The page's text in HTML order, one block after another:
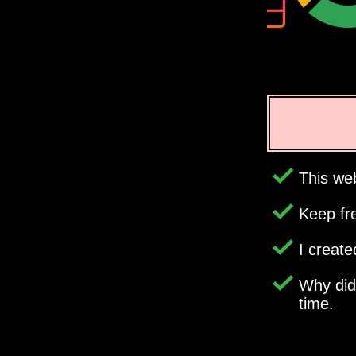
This
Keep
I
Why
time.